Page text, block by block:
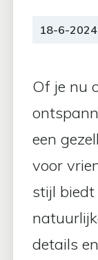
18-6-2024
Of je nu
een
voor
stijl biedt
details